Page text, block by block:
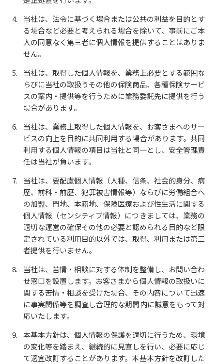
当社は、法令に基づく場合または公共の利益を目的とす
る場合など必要と考えられる場合を除いて、事前にご本
人の同意なく第三者に個人情報を提供することはありま
せん。
当社は、取得した個人情報を、業務上必要とする範囲な
らびに当社の取扱うその他の保険商品、各種保険サービ
スの案内・提供等を行うために業務委託先に提供を行う
場合があります。
当社は、業務上取得した個人情報を、お客さまへのサー
ビスの向上を目的に共同利用する場合があります。共同
利用する個人情報の項目は当社と同一とし、安全管理責
任は当社が負います。
当社は、要配慮個人情報（人種、信条、社会的身分、病
歴、前科・前歴、犯罪被害情報等）ならびに労働組合へ
の加盟、門地、本籍地、保険医療および性生活に関する
個人情報（センシティブ情報）につきましては、業務の
適切な運営の確保その他の必要と認められる目的など限
定されている利用目的以外では、取得、利用または第三
者提供を行いません。
当社は、苦情・相談に対する体制を整備し、お問い合わ
せ窓口を設置します。お客さまから個人情報の取扱いに
関する苦情・相談を受けた場合、その内容について迅速
に事実関係等を調査し合理的な期間内に誠意をもって対
応いたします。
本基本方針は、個人情報の保護を適切に行うため、環境
の変化等を踏まえ、継続的に見直しを行い、必要に応じ
て適宜改訂することがあります。本基本方針を改訂した